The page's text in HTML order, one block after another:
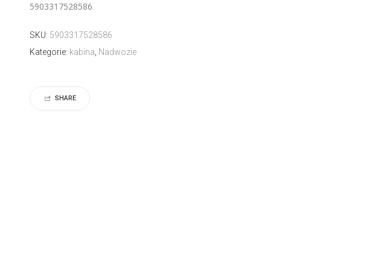
5903317528586
SKU: 5903317528586
Kategorie: kabina Nadwozie
SHARE